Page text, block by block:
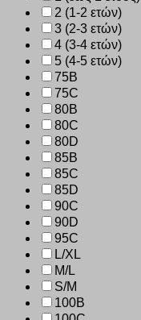
2 (1-2 ετών)
3 (2-3 ετών)
4 (3-4 ετών)
5 (4-5 ετών)
75B
75C
80B
80C
80D
85B
85C
85D
90C
90D
95C
L/XL
M/L
S/M
100B